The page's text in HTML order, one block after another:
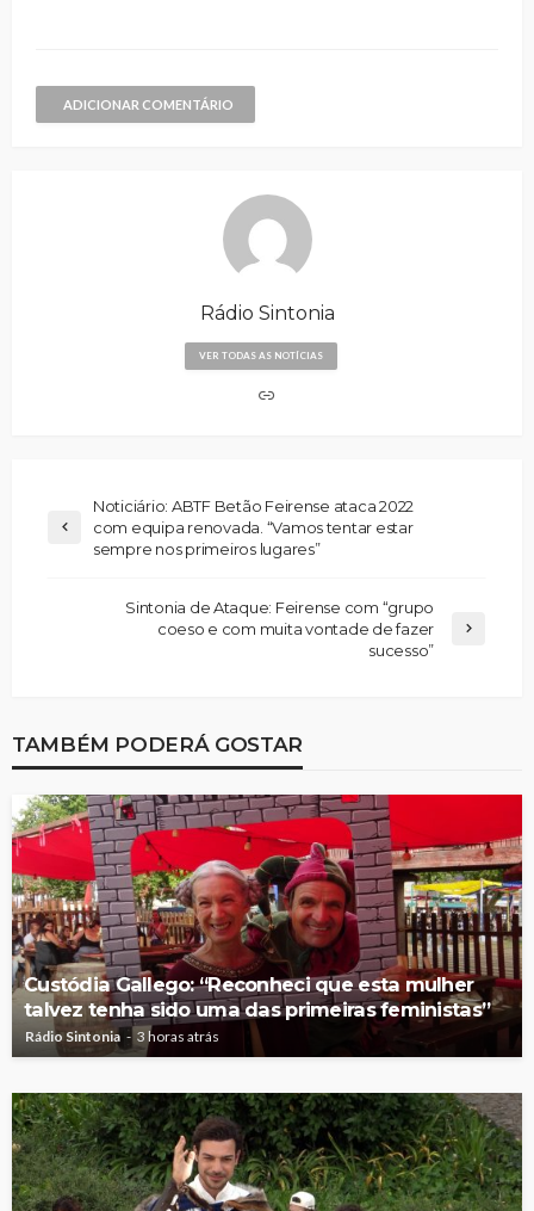
ADICIONAR COMENTÁRIO
Rádio Sintonia
VER TODAS AS NOTÍCIAS
Noticiário: ABTF Betão Feirense ataca 2022
com equipa renovada. “Vamos tentar estar
sempre nos primeiros lugares”
Sintonia de Ataque: Feirense com “grupo
coeso e com muita vontade de fazer
sucesso”
TAMBÉM PODERÁ GOSTAR
Custódia Gallego: “Reconheci que esta mulher
talvez tenha sido uma das primeiras feministas”
Rádio Sintonia 3 horas atrás